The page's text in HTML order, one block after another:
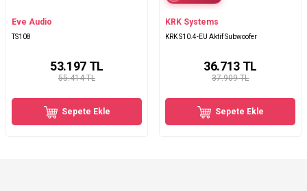
Eve Audio
TS108
55.414 TL
53.197TL
Sepete Ekle
KRK Systems
KRK S10.4-EU Aktif Subwoofer
37.909 TL
36.713TL
Sepete Ekle